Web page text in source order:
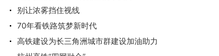
别让浓雾挡住视线
70年看铁路筑梦新时代
高铁建设为长三角洲城市群建设加油助力